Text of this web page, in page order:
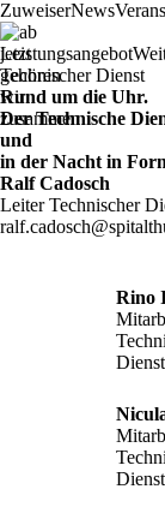
ZuweiserNews
Leistungsangebot
Technischer Dienst
Rund um die Uhr.
Der Technische
und
in der Nacht in
Ralf Cadosch
Leiter Technischer
Rino
Dienst
Dienst